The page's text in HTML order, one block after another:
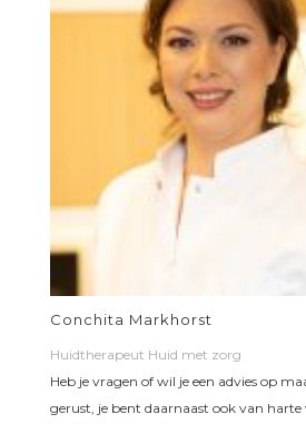
Conchita Markhorst
Huidtherapeut Huid met zorg
Heb je vragen of wil je een advies op
gerust, je bent daarnaast ook van